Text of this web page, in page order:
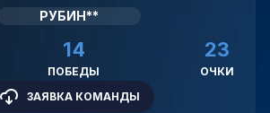
РУБИН**
14
ПОБЕДЫ
23
ОЧКИ
ЗАЯВКА КОМАНДЫ